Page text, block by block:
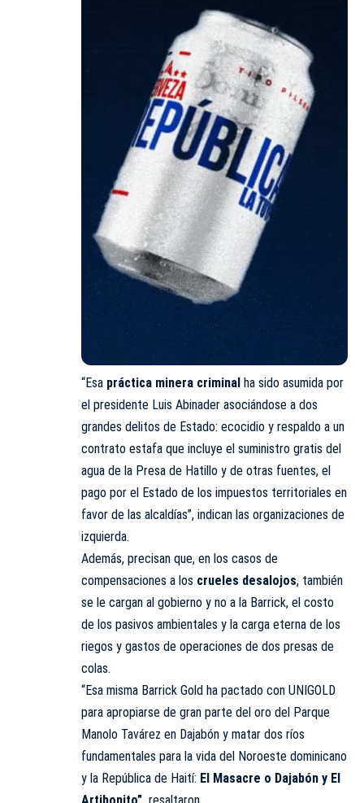
“Esa práctica minera criminal ha sido asumida por
el presidente Luis Abinader asociándose a dos
grandes delitos de Estado: ecocidio y respaldo a un
contrato estafa que incluye el suministro gratis del
agua de la Presa de Hatillo y de otras fuentes, el
pago por el Estado de los impuestos territoriales en
favor de las alcaldías”, indican las organizaciones de
izquierda.
Además, precisan que, en los casos de
compensaciones a los crueles desalojos, también
se le cargan al gobierno y no a la Barrick, el costo
de los pasivos ambientales y la carga eterna de los
riegos y gastos de operaciones de dos presas de
colas.
“Esa misma Barrick Gold ha pactado con UNIGOLD
para apropiarse de gran parte del oro del Parque
Manolo Tavárez en Dajabón y matar dos ríos
fundamentales para la vida del Noroeste dominicano
y la República de Haití: El Masacre o Dajabón y El
Artibonito”, resaltaron.